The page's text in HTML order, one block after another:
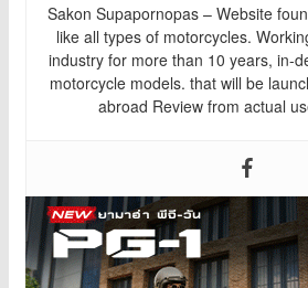
Sakon Supapornopas – Website
like all types of motorcycles.
industry for more than 10 years, in-
motorcycle models. that will be
abroad Review from actual